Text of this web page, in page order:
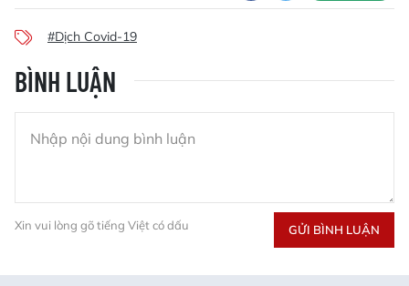
#Dịch Covid-19
BÌNH LUẬN
Xin vui lòng gõ tiếng Việt có dấu GỬI BÌNH LUẬN